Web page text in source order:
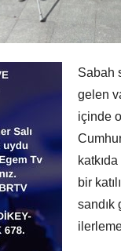
Sabah
gelen
içinde
bir
sandık